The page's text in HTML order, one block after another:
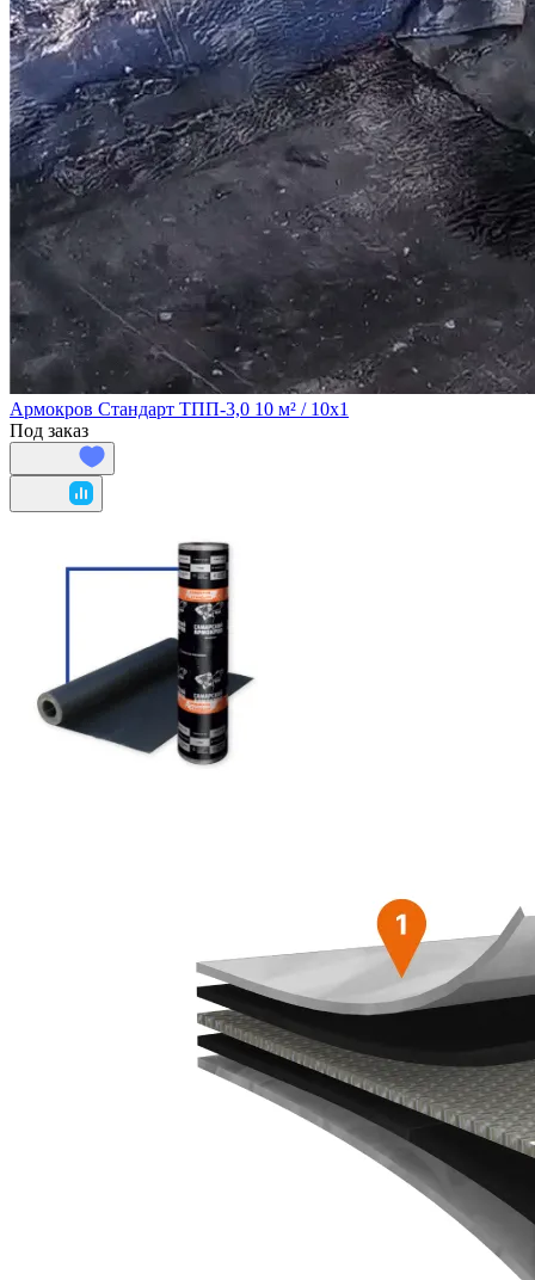
Армокров Стандарт ТПП-3,0 10 м² / 10х1
Под заказ